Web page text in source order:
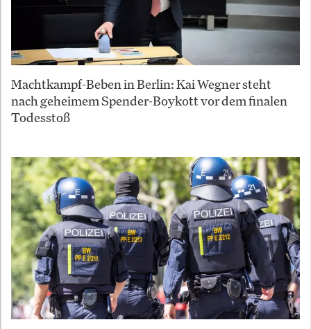
Machtkampf-Beben in Berlin: Kai Wegner steht
nach geheimem Spender-Boykott vor dem finalen
Todesstoß